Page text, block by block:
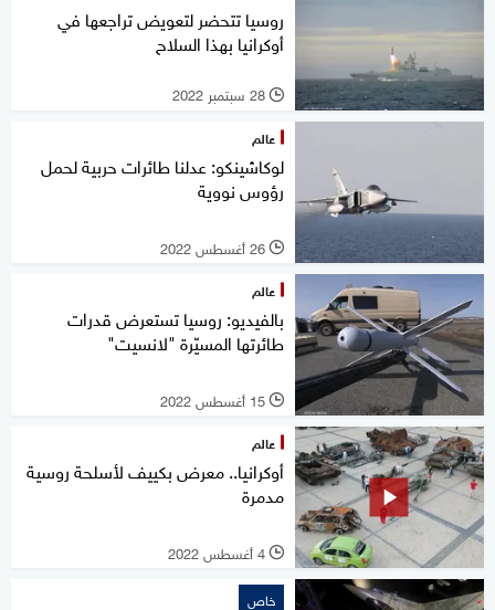
روسيا تتحضر لتعويض تراجعها في
أوكرانيا بهذا السلاح
l 28 سبتمبر 2022
عالم
لوكاشينكو: عدلنا طائرات حربية لحمل
رؤوس نووية
l 26 أغسطس 2022
عالم
بالفيديو: روسيا تستعرض قدرات
طائرتها المسيّرة "لانسيت"
l 15 أغسطس 2022
عالم
أوكرانيا.. معرض بكييف لأسلحة روسية
مدمرة
l 4 أغسطس 2022
خاص